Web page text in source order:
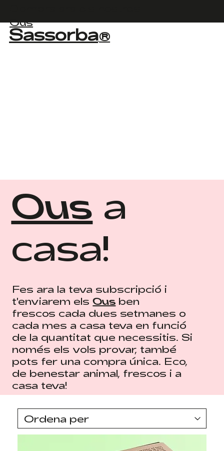
Sassorba®
Ous
Ous a
casa!
Fes ara la teva subscripció i
t'enviarem elsOus ben
frescos cada dues setmanes o
cada mes a casa teva en funció
de la quantitat que necessitis. Si
només els vols provar, també
pots fer una compra única. Eco,
de benestar animal, frescos i a
casa teva!